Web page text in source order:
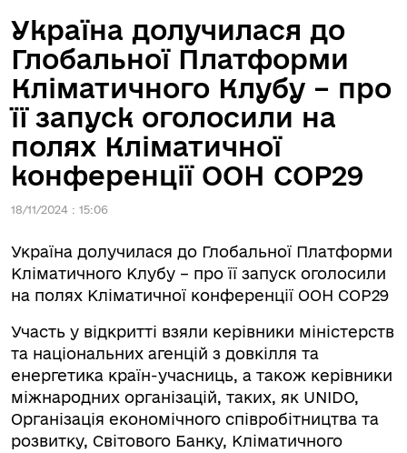
Україна долучилася до
Глобальної Платформи
Кліматичного Клубу – про
її запуск оголосили на
полях Кліматичної
конференції ООН СОР29
18/11/2024 : 15:06
Україна долучилася до Глобальної Платформи
Кліматичного Клубу – про її запуск оголосили
на полях Кліматичної конференції ООН СОР29
Участь у відкритті взяли керівники міністерств
та національних агенцій з довкілля та
енергетика країн-учасниць, а також керівники
міжнародних організацій, таких, як UNIDO,
Організація економічного співробітництва та
розвитку, Світового Банку, Кліматичного